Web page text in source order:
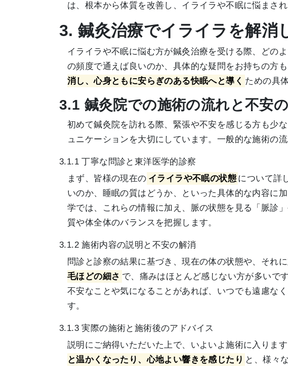
は、根本から体質を改善し、イライラや不眠に悩まさ
3. 鍼灸治療でイライラを解消
イライラや不眠に悩む方が鍼灸治療を受ける際、どの
の頻度で通えば良いのか、具体的な疑問をお持ちの方
消し、心身ともに安らぎのある快眠へと導く ための具
3.1 鍼灸院での施術の流れと不安
初めて鍼灸院を訪れる際、緊張や不安を感じる方も少
ュニケーションを大切にしています。一般的な施術の流
3.1.1 丁寧な問診と東洋医学的診察
まず、皆様の現在の イライラや不眠の状態 について詳
いのか、睡眠の質はどうか、といった具体的な内容に
学では、これらの情報に加え、脈の状態を見る「脈診
質や体全体のバランスを把握します。
3.1.2 施術内容の説明と不安の解消
問診と診察の結果に基づき、現在の体の状態や、それ
毛ほどの細さ で、痛みはほとんど感じない方が多いで
不安なことや気になることがあれば、いつでも遠慮な
す。
3.1.3 実際の施術と施術後のアドバイス
説明にご納得いただいた上で、いよいよ施術に入りま
と温かくなったり、心地よい響きを感じたり と、様々